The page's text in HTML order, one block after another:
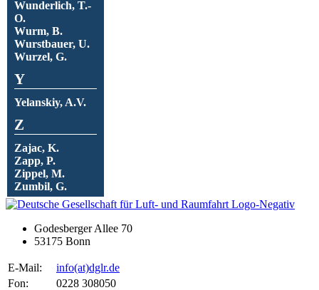
Wunderlich, T.-
O.
Wurm, B.
Wurstbauer, U.
Wurzel, G.
Y
Yelanskiy, A.V.
Z
Zajac, K.
Zapp, P.
Zippel, M.
Zumbil, G.
Godesberger Allee 70
53175 Bonn
E-Mail: info(at)dglr.de
Fon:
0228 308050